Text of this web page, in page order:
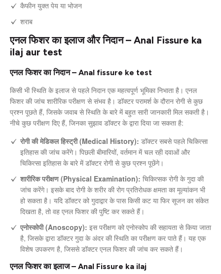
कैफीन युक्त पेय या भोजन
शराब
एनल फिशर का इलाज और निदान – Anal Fissure ka
ilaj aur test
एनल फिशर का निदान – Anal fissure ke test
किसी भी स्थिति के इलाज से पहले निदान एक महत्वपूर्ण भूमिका निभाता है। एनल
फिशर की जांच शारीरिक परीक्षण से संभव है। डॉक्टर परामर्श के दौरान रोगी से कुछ
प्रश्न पूछते हैं, जिसके जवाब से स्थिति के बारे में बहुत सारी जानकारी मिल सकती है।
नीचे कुछ परीक्षण दिए हैं, जिनका सुझाव डॉक्टर के द्वारा दिया जा सकता है:
रोगी की मेडिकल हिस्ट्री (Medical History): डॉक्टर सबसे पहले चिकित्सा
इतिहास की जांच करेंगे। पिछली बीमारियों, वर्तमान में चल रही दवाओं और
चिकित्सा इतिहास के बारे में डॉक्टर रोगी से कुछ प्रश्न पूछेंगे।
शारीरिक परीक्षण (Physical Examination): चिकित्सक रोगी के गुदा की
जांच करेंगे। इसके बाद रोगी के शरीर की रोग प्रतिरोधक क्षमता का मूल्यांकन भी
हो सकता है। यदि डॉक्टर को गुदाद्वार के पास किसी कट या फिर सूजन का संकेत
दिखता है, तो वह एनल फिशर की पुष्टि कर सकते हैं।
एनोस्कोपी (Anoscopy): इस परीक्षण को एनोस्कोप की सहायता से किया जाता
है, जिसके द्वारा डॉक्टर गुदा के अंदर की स्थिति का परीक्षण कर पाते हैं। यह एक
विशेष उपकरण है, जिससे डॉक्टर एनल फिशर की जांच कर सकते हैं।
एनल फिशर का इलाज – Anal Fissure ka ilaj